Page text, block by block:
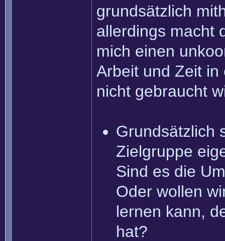
grundsätzlich
allerdings macht
mich einen
Arbeit und Zeit in
nicht gebraucht
Grundsätzlich
Zielgruppe
Sind es die
Oder wollen
lernen kann,
hat?